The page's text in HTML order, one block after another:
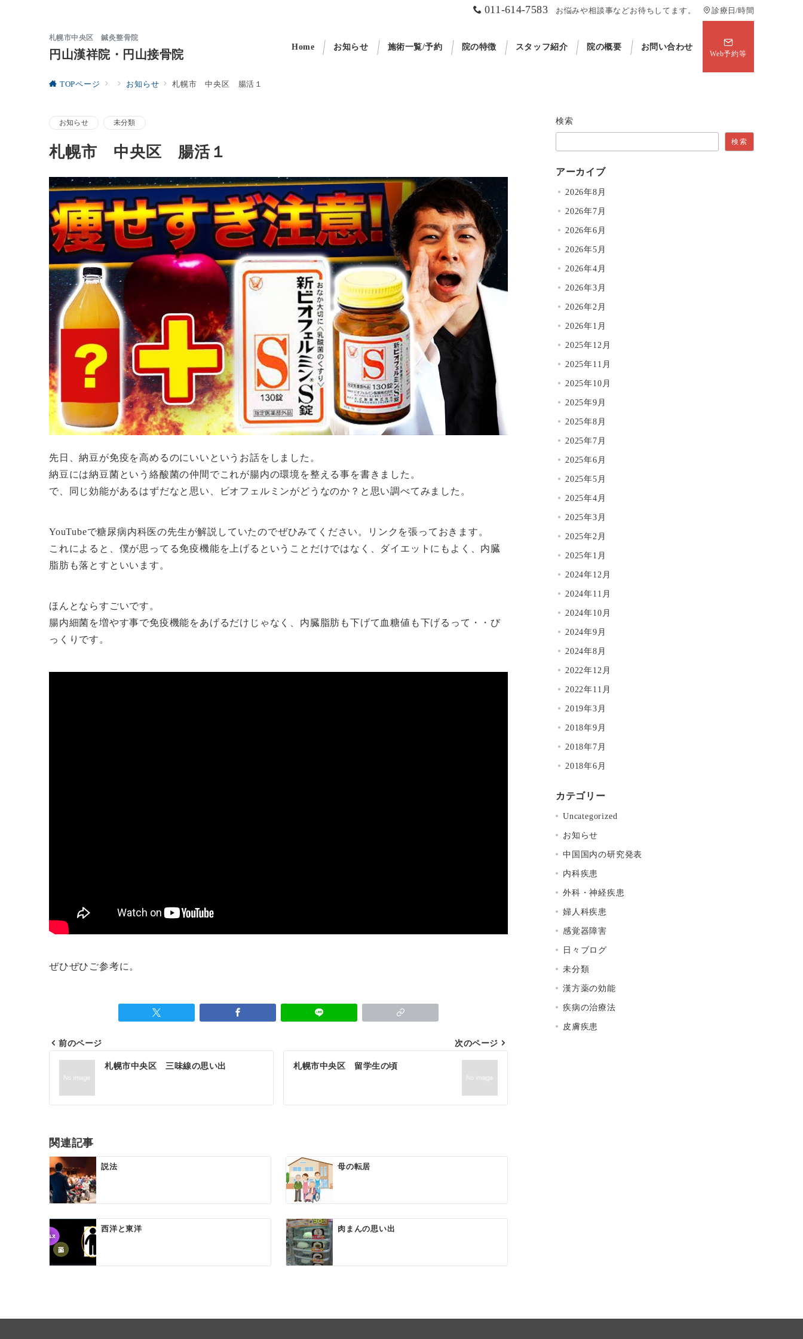
011-614-7583 お悩みや相談事などお待ちしてます。 診療日/時間
札幌市中央区 鍼灸整骨院
円山漢祥院・円山接骨院
Home お知らせ 施術一覧/予約 院の特徴 スタッフ紹介 院の概要 お問い合わせ
Web予約等
TOPページ お知らせ 札幌市 中央区 腸活１
お知らせ 未分類
札幌市 中央区 腸活１
先日、納豆が免疫を高めるのにいいというお話をしました。
納豆には納豆菌という絡酸菌の仲間でこれが腸内の環境を整える事を書きました。
で、同じ効能があるはずだなと思い、ビオフェルミンがどうなのか？と思い調べてみました。
YouTubeで糖尿病内科医の先生が解説していたのでぜひみてください。リンクを張っておきます。
これによると、僕が思ってる免疫機能を上げるということだけではなく、ダイエットにもよく、内臓
脂肪も落とすといいます。
ほんとならすごいです。
腸内細菌を増やす事で免疫機能をあげるだけじゃなく、内臓脂肪も下げて血糖値も下げるって・・び
っくりです。
ぜひぜひご参考に。
投
ナ
ゲ
ー
シ
ョ
ン
前のページ
札幌市中央区 三味線の思い出
次のページ
札幌市中央区 留学生の頃
関連記事
説法 母の転居
西洋と東洋 肉まんの思い出
検索
検索
アーカイブ
2026年8月
2026年7月
2026年6月
2026年5月
2026年4月
2026年3月
2026年2月
2026年1月
2025年12月
2025年11月
2025年10月
2025年9月
2025年8月
2025年7月
2025年6月
2025年5月
2025年4月
2025年3月
2025年2月
2025年1月
2024年12月
2024年11月
2024年10月
2024年9月
2024年8月
2022年12月
2022年11月
2019年3月
2018年9月
2018年7月
2018年6月
カテゴリー
Uncategorized
お知らせ
中国国内の研究発表
内科疾患
外科・神経疾患
婦人科疾患
感覚器障害
日々ブログ
未分類
漢方薬の効能
疾病の治療法
皮膚疾患